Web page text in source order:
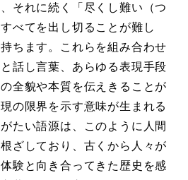
それに続く「尽くし難い（つ
べてを出し切ることが難し
ちます。これらを組み合わせ
話し言葉、あらゆる表現手段
全貌や本質を伝えきることが
の限界を示す意味が生まれる
たい語源は、このように人間
ざしており、古くから人々が
験と向き合ってきた歴史を感